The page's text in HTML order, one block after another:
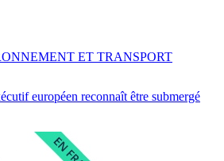
européen reconnaît être submergé
ET TRANSPORT